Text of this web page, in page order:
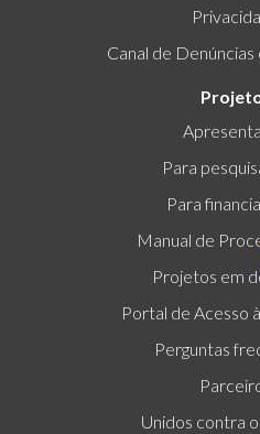
Canal de
Para
Para
Manual de
Projetos em
Portal de Acesso
Perguntas
Unidos contra